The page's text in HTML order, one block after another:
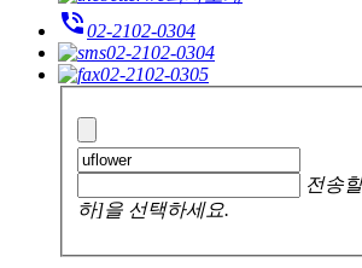
phone_in_talk02-2102-0304
02-2102-0304
02-2102-0305
전송
하]을 선택하세요.